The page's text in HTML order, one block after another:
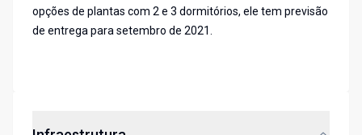
opções de plantas com 2 e 3 dormitórios, ele tem previsão
de entrega para setembro de 2021.